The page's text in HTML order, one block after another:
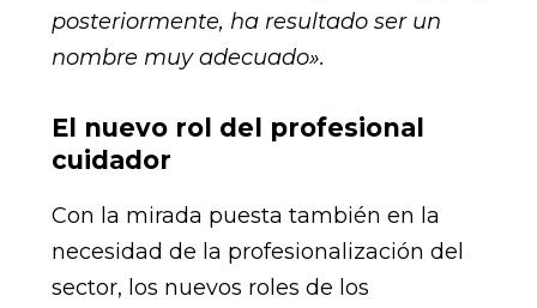
posteriormente, ha resultado ser un
nombre muy adecuado».
El nuevo rol del profesional
cuidador
Con la mirada puesta también en la
necesidad de la profesionalización del
sector, los nuevos roles de los